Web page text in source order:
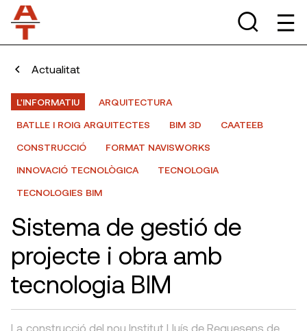
Actualitat
L'INFORMATIU
ARQUITECTURA
BATLLE I ROIG ARQUITECTES
BIM 3D
CAATEEB
CONSTRUCCIÓ
FORMAT NAVISWORKS
INNOVACIÓ TECNOLÒGICA
TECNOLOGIA
TECNOLOGIES BIM
Sistema de gestió de
projecte i obra amb
tecnologia BIM
La construcció del nou Institut Lluís de Requesens de